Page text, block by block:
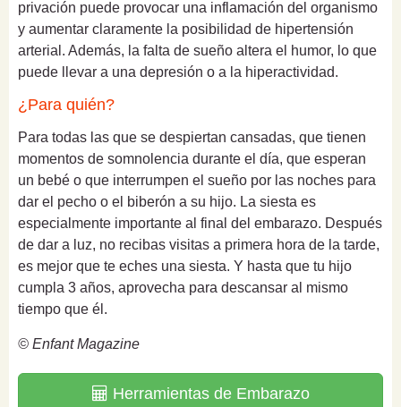
privación puede provocar una inflamación del organismo
y aumentar claramente la posibilidad de hipertensión
arterial. Además, la falta de sueño altera el humor, lo que
puede llevar a una depresión o a la hiperactividad.
¿Para quién?
Para todas las que se despiertan cansadas, que tienen
momentos de somnolencia durante el día, que esperan
un bebé o que interrumpen el sueño por las noches para
dar el pecho o el biberón a su hijo. La siesta es
especialmente importante al final del embarazo. Después
de dar a luz, no recibas visitas a primera hora de la tarde,
es mejor que te eches una siesta. Y hasta que tu hijo
cumpla 3 años, aprovecha para descansar al mismo
tiempo que él.
© Enfant Magazine
Herramientas de Embarazo